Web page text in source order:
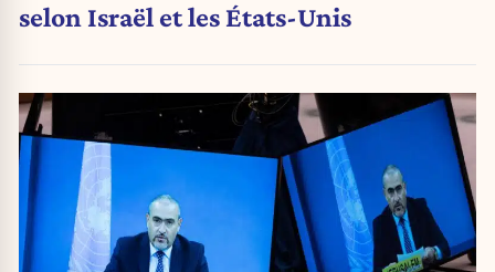
selon Israël et les États-Unis